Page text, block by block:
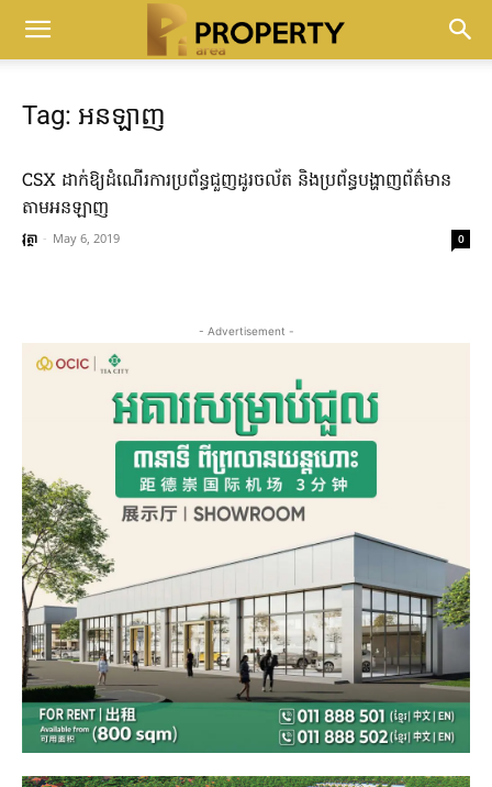
Tag: អនឡាញ
CSX​ ដាក់​ឱ្យ​ដំណើរការ​ប្រព័ន្ធ​ជួញដូរ​ចល័ត​ និង​ប្រព័ន្ធ​បង្ហាញ​ព័ត៌មាន​
តាម​អន​ឡាញ​
វុត្ថា - May 6, 2019 0
- Advertisement -